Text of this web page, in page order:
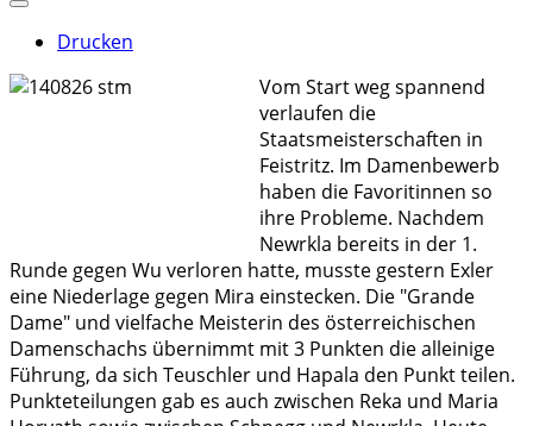
Drucken
Vom Start weg spannend
verlaufen die
Staatsmeisterschaften in
Feistritz. Im Damenbewerb
haben die Favoritinnen so
ihre Probleme. Nachdem
Newrkla bereits in der 1.
Runde gegen Wu verloren hatte, musste gestern Exler
eine Niederlage gegen Mira einstecken. Die "Grande
Dame" und vielfache Meisterin des österreichischen
Damenschachs übernimmt mit 3 Punkten die alleinige
Führung, da sich Teuschler und Hapala den Punkt teilen.
Punkteteilungen gab es auch zwischen Reka und Maria